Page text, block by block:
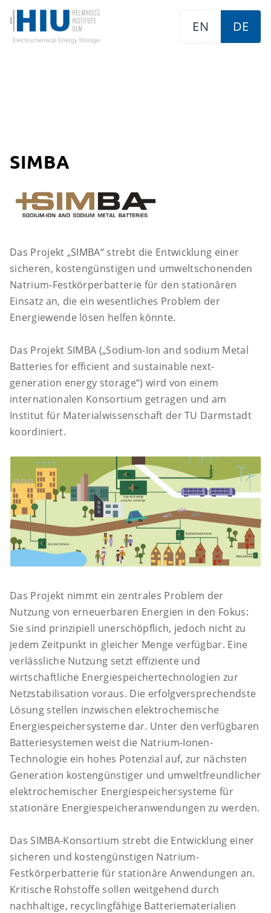
EN DE
SIMBA
Das Projekt „SIMBA“ strebt die Entwicklung einer
sicheren, kostengünstigen und umweltschonenden
Natrium-Festkörperbatterie für den stationären
Einsatz an, die ein wesentliches Problem der
Energiewende lösen helfen könnte.
Das Projekt SIMBA („Sodium-Ion and sodium Metal
Batteries for efficient and sustainable next-
generation energy storage“) wird von einem
internationalen Konsortium getragen und am
Institut für Materialwissenschaft der TU Darmstadt
koordiniert.
Das Projekt nimmt ein zentrales Problem der
Nutzung von erneuerbaren Energien in den Fokus:
Sie sind prinzipiell unerschöpflich, jedoch nicht zu
jedem Zeitpunkt in gleicher Menge verfügbar. Eine
verlässliche Nutzung setzt effiziente und
wirtschaftliche Energiespeichertechnologien zur
Netzstabilisation voraus. Die erfolgversprechendste
Lösung stellen inzwischen elektrochemische
Energiespeichersysteme dar. Unter den verfügbaren
Batteriesystemen weist die Natrium-Ionen-
Technologie ein hohes Potenzial auf, zur nächsten
Generation kostengünstiger und umweltfreundlicher
elektrochemischer Energiespeichersysteme für
stationäre Energiespeicheranwendungen zu werden.
Das SIMBA-Konsortium strebt die Entwicklung einer
sicheren und kostengünstigen Natrium-
Festkörperbatterie für stationäre Anwendungen an.
Kritische Rohstoffe sollen weitgehend durch
nachhaltige, recyclingfähige Batteriematerialien